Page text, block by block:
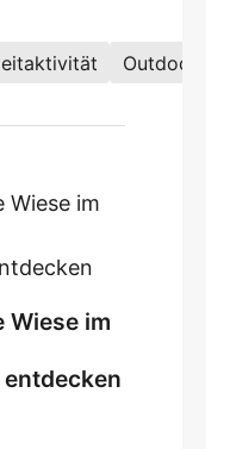
Outdoor
Wiese im